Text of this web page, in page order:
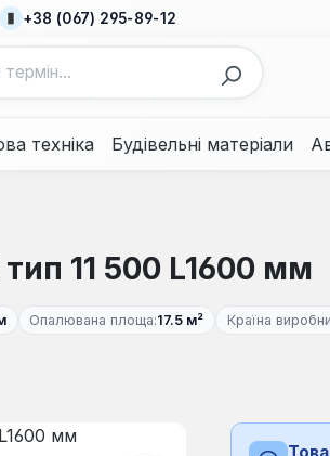
+38 (067) 295-89-12
техніка Будівельні матеріали
11 500 L1600 мм
Опалювана площа:17.5 м² Країна